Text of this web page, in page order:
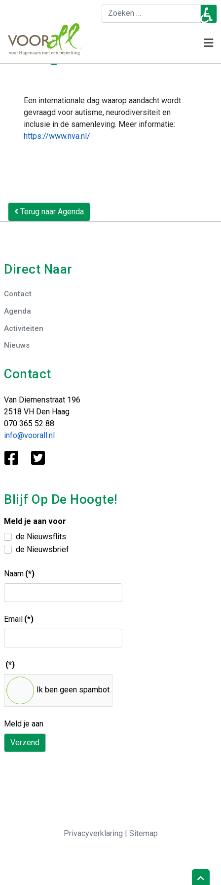
Wereld Autisme
Dag
Een internationale dag waarop aandacht wordt
gevraagd voor autisme, neurodiversiteit en
inclusie in de samenleving. Meer informatie:
https://www.nva.nl/
Terug naar Agenda
Direct Naar
Contact
Agenda
Activiteiten
Nieuws
Contact
Van Diemenstraat 196
2518 VH Den Haag
070 365 52 88
info@voorall.nl
Blijf Op De Hoogte!
Meld je aan voor
de Nieuwsflits
de Nieuwsbrief
Naam (*)
Email (*)
(*)
Ik ben geen spambot
Meld je aan
Verzend
Privacyverklaring Sitemap
♿